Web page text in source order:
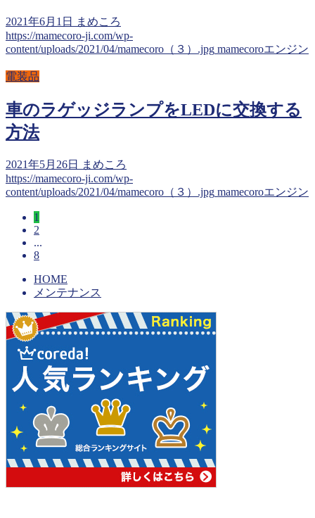
2021年6月1日
まめころ
https://mamecoro-ji.com/wp-
content/uploads/2021/04/mamecoro（３）.jpg mamecoroエンジン
電装品
車のラゲッジランプをLEDに交換する
方法
2021年5月26日
まめころ
https://mamecoro-ji.com/wp-
content/uploads/2021/04/mamecoro（３）.jpg mamecoroエンジン
1
2
...
8
HOME
メンテナンス